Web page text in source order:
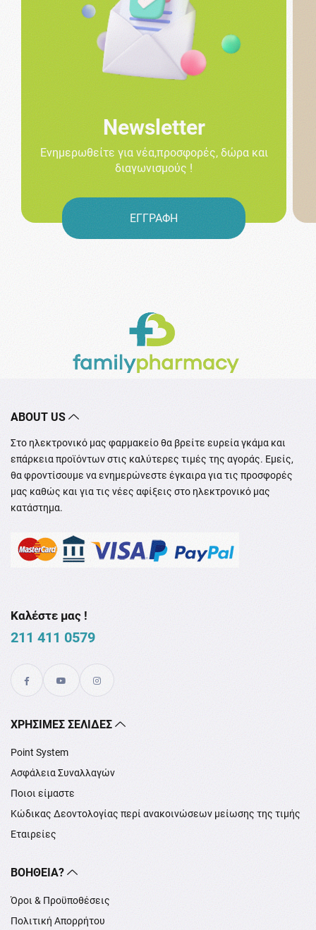
Newsletter
Ενημερωθείτε για νέα,προσφορές, δώρα και
διαγωνισμούς !
ΕΓΓΡΑΦΗ
ABOUT US
Στο ηλεκτρονικό μας φαρμακείο θα βρείτε ευρεία γκάμα και
επάρκεια προϊόντων στις καλύτερες τιμές της αγοράς. Εμείς,
θα φροντίσουμε να ενημερώνεστε έγκαιρα για τις προσφορές
μας καθώς και για τις νέες αφίξεις στο ηλεκτρονικό μας
κατάστημα.
Καλέστε μας !
211 411 0579
XΡΉΣΙΜΕΣ ΣΕΛΊΔΕΣ
Point System
Ασφάλεια Συναλλαγών
Ποιοι είμαστε
Κώδικας Δεοντολογίας περί ανακοινώσεων μείωσης της τιμής
Εταιρείες
ΒΟΉΘΕΙΑ?
Όροι & Προϋποθέσεις
Πολιτική Απορρήτου